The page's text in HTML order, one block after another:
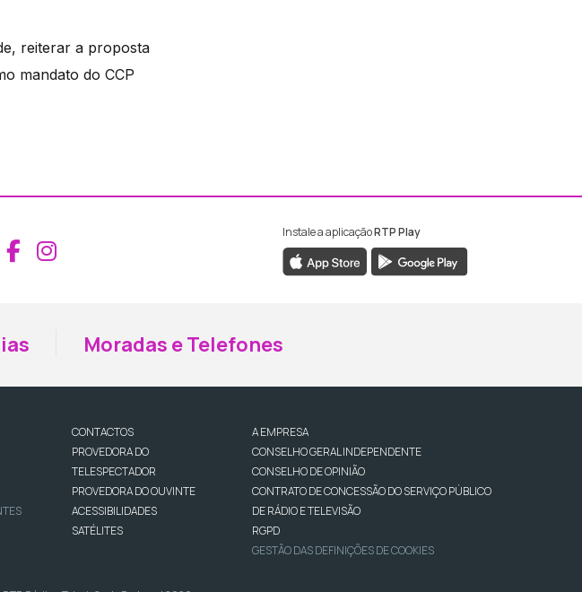
reiterar a proposta
mandato do CCP
Aceder ao Facebook da RTP Madeira
Aceder ao Instagram da RTP Madeira
Instale a aplicaçãoRTP Play
Moradas e Telefones
CONTACTOS
PROVEDORA DO
TELESPECTADOR
PROVEDORA DO OUVINTE
ACESSIBILIDADES
SATÉLITES
A EMPRESA
CONSELHO GERAL INDEPENDENTE
CONSELHO DE OPINIÃO
CONTRATO DE CONCESSÃO DO SERVIÇO PÚBLICO
DE RÁDIO E TELEVISÃO
RGPD
GESTÃO DAS DEFINIÇÕES DE COOKIES